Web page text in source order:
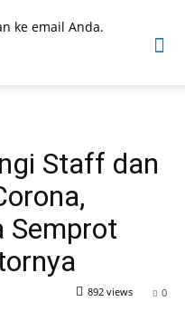
ke email Anda.
Staff dan
Semprot
0
892 views